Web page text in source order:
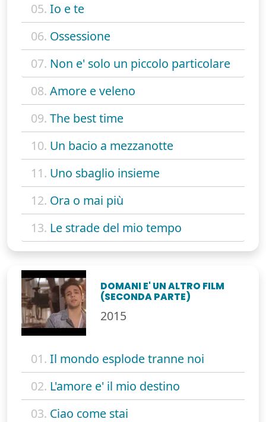
05. Io e te
06. Ossessione
07. Non e' solo un piccolo particolare
08. Amore e veleno
09. The best time
10. Un bacio a mezzanotte
11. Uno sbaglio insieme
12. Ora o mai più
13. Le strade del mio tempo
DOMANI E' UN ALTRO FILM
(SECONDA PARTE)
2015
01. Il mondo esplode tranne noi
02. L'amore e' il mio destino
03. Ciao come stai